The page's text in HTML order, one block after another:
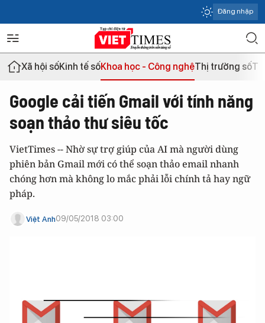
Đăng nhập
Xã hội sốKinh tế sốKhoa học - Công nghệThị trường số
Google cải tiến Gmail với tính năng
soạn thảo thư siêu tốc
VietTimes -- Nhờ sự trợ giúp của AI mà người dùng
phiên bản Gmail mới có thể soạn thảo email nhanh
chóng hơn mà không lo mắc phải lỗi chính tả hay ngữ
pháp.
Việt Anh09/05/2018 03:00